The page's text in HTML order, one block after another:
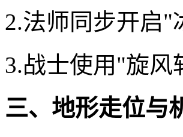
2.法师同步开启"
3.战士使用"旋风
三、地形走位与